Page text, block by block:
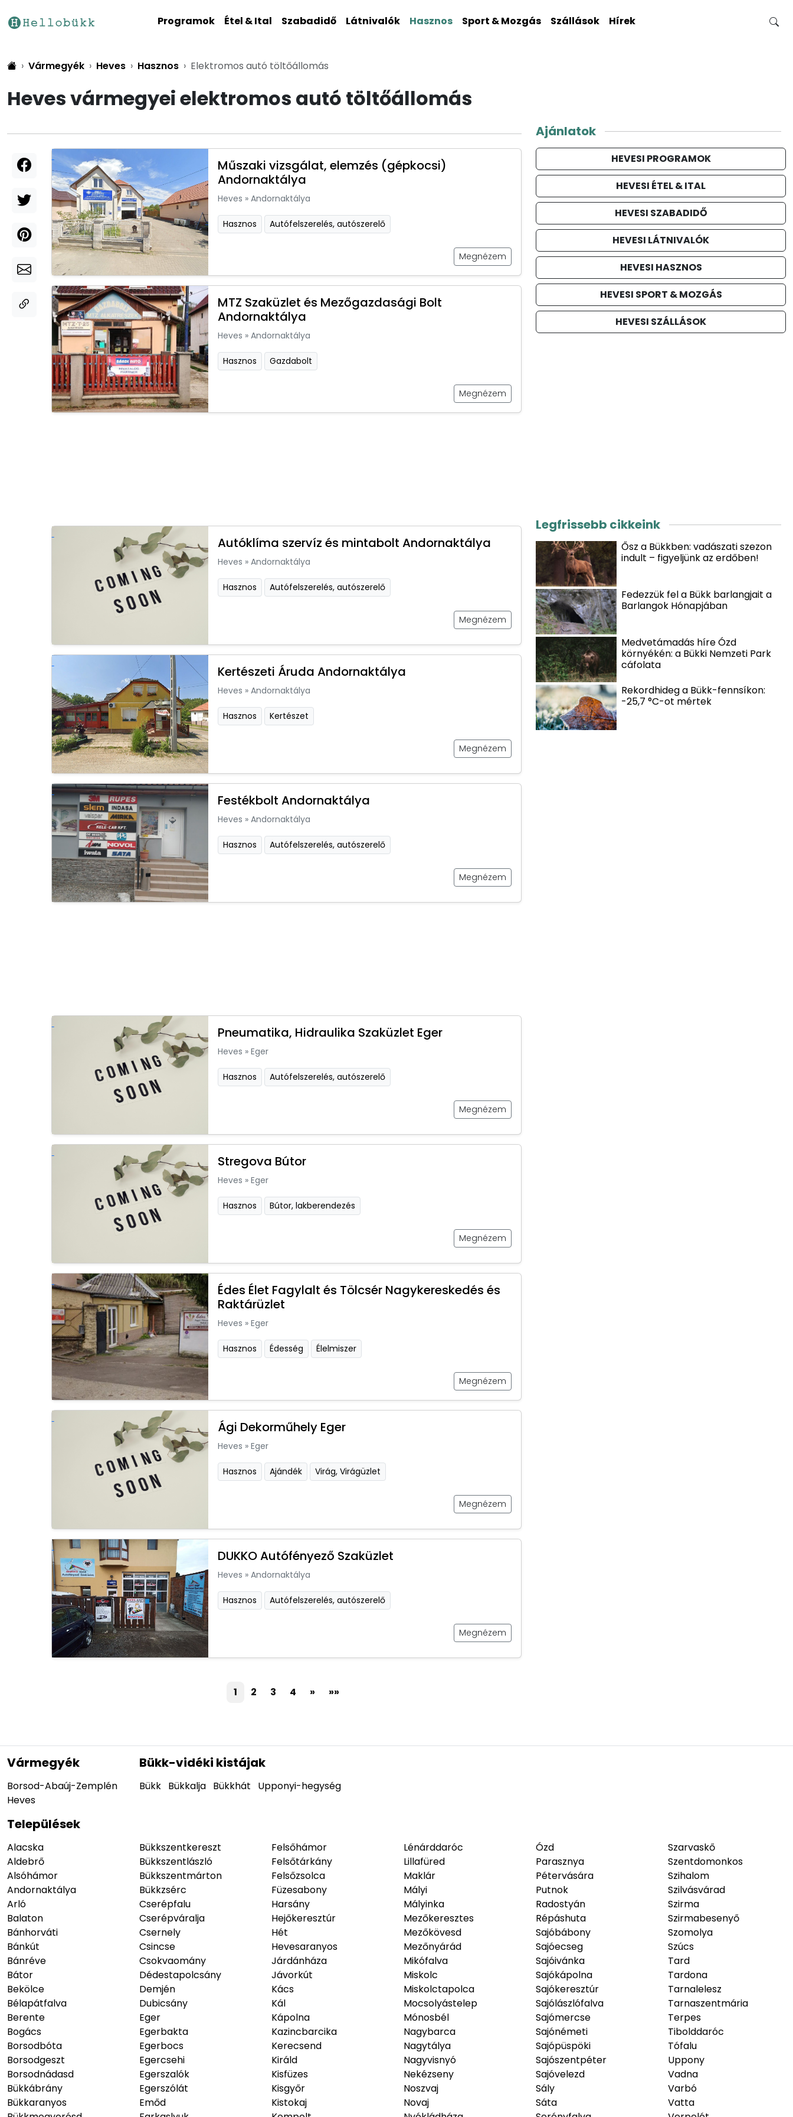
Programok Étel & Ital Szabadidő Látnivalók Hasznos Sport & Mozgás Szállások Hírek
Vármegyék Heves Hasznos Elektromos autó töltőállomás
Heves vármegyei elektromos autó töltőállomás
Műszaki vizsgálat, elemzés (gépkocsi)
Andornaktálya
Heves » Andornaktálya
Hasznos Autófelszerelés, autószerelő
Megnézem
MTZ Szaküzlet és Mezőgazdasági Bolt
Andornaktálya
Heves » Andornaktálya
Hasznos Gazdabolt
Megnézem
Autóklíma szervíz és mintabolt Andornaktálya
Heves » Andornaktálya
Hasznos Autófelszerelés, autószerelő
Megnézem
Kertészeti Áruda Andornaktálya
Heves » Andornaktálya
Hasznos Kertészet
Megnézem
Festékbolt Andornaktálya
Heves » Andornaktálya
Hasznos Autófelszerelés, autószerelő
Megnézem
Pneumatika, Hidraulika Szaküzlet Eger
Heves » Eger
Hasznos Autófelszerelés, autószerelő
Megnézem
Stregova Bútor
Heves » Eger
Hasznos Bútor, lakberendezés
Megnézem
Édes Élet Fagylalt és Tölcsér Nagykereskedés és
Raktárüzlet
Heves » Eger
Hasznos Édesség Élelmiszer
Megnézem
Ági Dekorműhely Eger
Heves » Eger
Hasznos Ajándék Virág, Virágüzlet
Megnézem
DUKKO Autófényező Szaküzlet
Heves » Andornaktálya
Hasznos Autófelszerelés, autószerelő
Megnézem
1 2 3 4 » »»
Ajánlatok
HEVESI PROGRAMOK
HEVESI ÉTEL & ITAL
HEVESI SZABADIDŐ
HEVESI LÁTNIVALÓK
HEVESI HASZNOS
HEVESI SPORT & MOZGÁS
HEVESI SZÁLLÁSOK
Legfrissebb cikkeink
Ősz a Bükkben: vadászati szezon
indult – figyeljünk az erdőben!
Fedezzük fel a Bükk barlangjait a
Barlangok Hónapjában
Medvetámadás híre Ózd
környékén: a Bükki Nemzeti Park
cáfolata
Rekordhideg a Bükk-fennsíkon:
-25,7 °C-ot mértek
Vármegyék
Borsod-Abaúj-Zemplén
Heves
Bükk-vidéki kistájak
Bükk Bükkalja Bükkhát Upponyi-hegység
Települések
Alacska
Aldebrő
Alsóhámor
Andornaktálya
Arló
Balaton
Bánhorváti
Bánkút
Bánréve
Bátor
Bekölce
Bélapátfalva
Berente
Bogács
Borsodbóta
Borsodgeszt
Borsodnádasd
Bükkábrány
Bükkaranyos
Bükkszentkereszt
Bükkszentlászló
Bükkszentmárton
Bükkzsérc
Cserépfalu
Cserépváralja
Csernely
Csincse
Csokvaomány
Dédestapolcsány
Demjén
Dubicsány
Eger
Egerbakta
Egerbocs
Egercsehi
Egerszalók
Egerszólát
Emőd
Felsőhámor
Felsőtárkány
Felsőzsolca
Füzesabony
Harsány
Hejőkeresztúr
Hét
Hevesaranyos
Járdánháza
Jávorkút
Kács
Kál
Kápolna
Kazincbarcika
Kerecsend
Királd
Kisfüzes
Kisgyőr
Kistokaj
Lénárddaróc
Lillafüred
Maklár
Mályi
Mályinka
Mezőkeresztes
Mezőkövesd
Mezőnyárád
Mikófalva
Miskolc
Miskolctapolca
Mocsolyástelep
Mónosbél
Nagybarca
Nagytálya
Nagyvisnyó
Nekézseny
Noszvaj
Novaj
Ózd
Parasznya
Pétervására
Putnok
Radostyán
Répáshuta
Sajóbábony
Sajóecseg
Sajóivánka
Sajókápolna
Sajókeresztúr
Sajólászlófalva
Sajómercse
Sajónémeti
Sajópüspöki
Sajószentpéter
Sajóvelezd
Sály
Sáta
Szarvaskő
Szentdomonkos
Szihalom
Szilvásvárad
Szirma
Szirmabesenyő
Szomolya
Szúcs
Tard
Tardona
Tarnalelesz
Tarnaszentmária
Terpes
Tibolddaróc
Tófalu
Uppony
Vadna
Varbó
Vatta